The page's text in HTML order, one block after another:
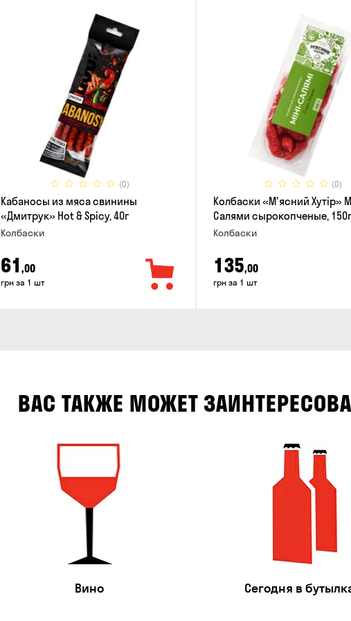
(0)
Кабаносы из мяса свинины
«Дмитрук» Hot & Spicy, 40г
Колбаски
61 ,00
грн за 1 шт
(0)
Колбаски «М'ясний Хутір»
Салями сырокопченые, 150г
Колбаски
135,00
грн за 1 шт
ВАС ТАКЖЕ МОЖЕТ
Вино Сегодня в